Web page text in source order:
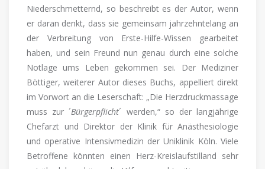
Niederschmetternd, so beschreibt es der Autor, wenn
er daran denkt, dass sie gemeinsam jahrzehntelang an
der Verbreitung von Erste-Hilfe-Wissen gearbeitet
haben, und sein Freund nun genau durch eine solche
Notlage ums Leben gekommen sei. Der Mediziner
Böttiger, weiterer Autor dieses Buchs, appelliert direkt
im Vorwort an die Leserschaft: „Die Herzdruckmassage
muss zur ´Bürgerpflicht´ werden,“ so der langjährige
Chefarzt und Direktor der Klinik für Anästhesiologie
und operative Intensivmedizin der Uniklinik Köln. Viele
Betroffene könnten einen Herz-Kreislaufstilland sehr